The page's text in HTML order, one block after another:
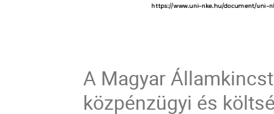
A Magyar
közpénzügyi és